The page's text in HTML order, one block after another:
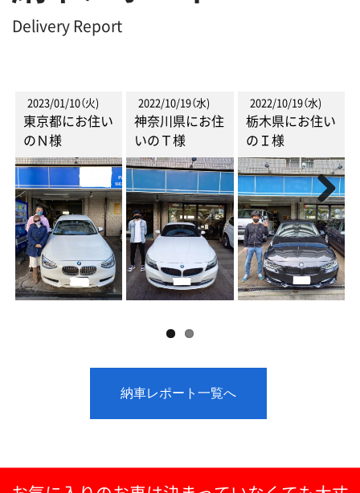
Delivery Report
2023/01/10（火)
東京都にお住い
のＮ様
2022/10/19（水)
神奈川県にお住
いのＴ様
2022/10/19（水)
栃木県にお住い
のＩ様
Next
納車レポート一覧へ